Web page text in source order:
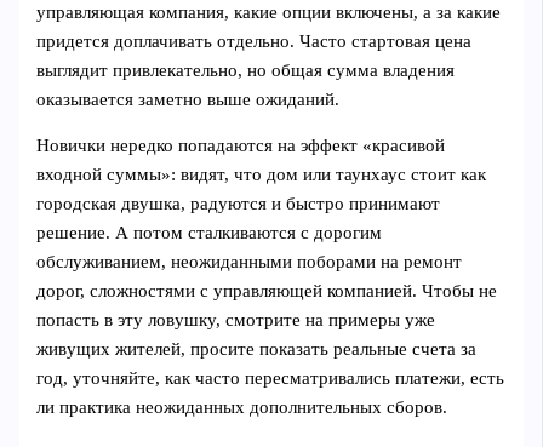
управляющая компания, какие опции включены, а за какие
придется доплачивать отдельно. Часто стартовая цена
выглядит привлекательно, но общая сумма владения
оказывается заметно выше ожиданий.
Новички нередко попадаются на эффект «красивой
входной суммы»: видят, что дом или таунхаус стоит как
городская двушка, радуются и быстро принимают
решение. А потом сталкиваются с дорогим
обслуживанием, неожиданными поборами на ремонт
дорог, сложностями с управляющей компанией. Чтобы не
попасть в эту ловушку, смотрите на примеры уже
живущих жителей, просите показать реальные счета за
год, уточняйте, как часто пересматривались платежи, есть
ли практика неожиданных дополнительных сборов.